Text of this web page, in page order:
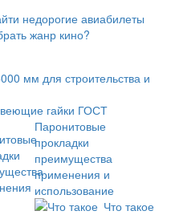
недорогие авиабилеты
жанр кино?
мм для строительства и
гайки ГОСТ
Паронитовые
прокладки
преимущества
применения и
использование
Что такое